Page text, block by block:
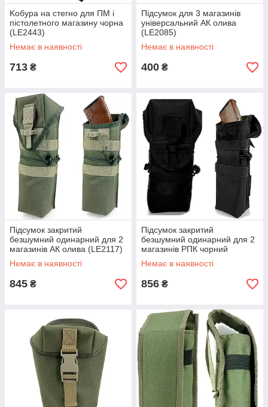
Koбура на стегно для ПМ і
пістолетного магазину чорна
(LE2443)
Немає в наявності
713 ₴
Підсумок для 3 магазинів
універсальний АК олива
(LE2085)
Немає в наявності
400 ₴
Підсумок закритий
безшумний одинарний для 2
магазинів АК олива (LE2117)
Немає в наявності
845 ₴
Підсумок закритий
безшумний одинарний для 2
магазинів РПК чорний
(LE2132)
Немає в наявності
856 ₴